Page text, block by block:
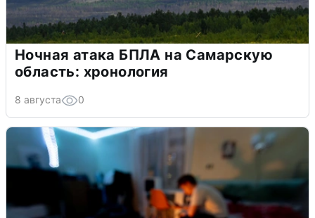
Ночная атака БПЛА на Самарскую
область: хронология
8 августа 0